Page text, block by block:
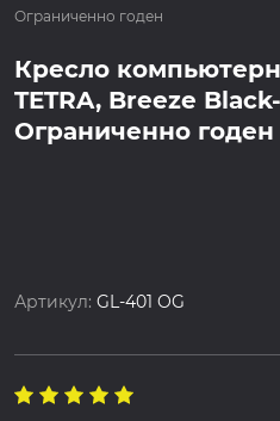
Ограниченно годен
Кресло
TETRA, Breeze
Ограниченно годен
Артикул:GL-401 OG